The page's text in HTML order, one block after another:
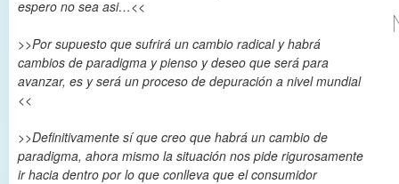
espero no sea asi…<<
>>Por supuesto que sufrirá un cambio radical y habrá
cambios de paradigma y pienso y deseo que será para
avanzar, es y será un proceso de depuración a nivel mundial
<<
>>Definitivamente sí que creo que habrá un cambio de
paradigma, ahora mismo la situación nos pide rigurosamente
ir hacia dentro por lo que conlleva que el consumidor